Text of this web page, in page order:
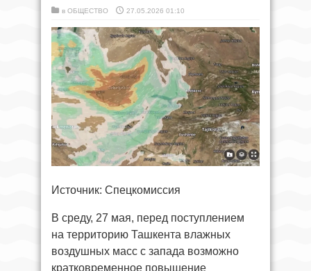
в ОБЩЕСТВО 27.05.2026 01:10
Источник: Спецкомиссия
В среду, 27 мая, перед поступлением
на территорию Ташкента влажных
воздушных масс с запада возможно
кратковременное повышение